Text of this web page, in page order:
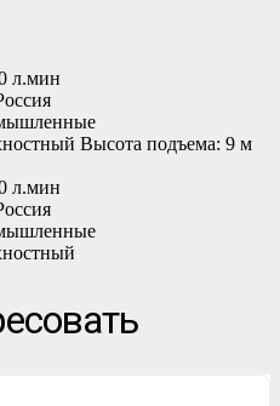
л.мин
Высота подъема: 9 м
л.мин